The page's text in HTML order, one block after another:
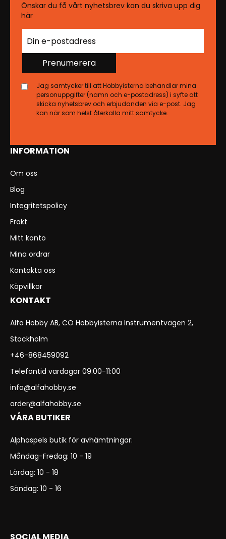
INFORMATION
Om oss
Blog
Integritetspolicy
Frakt
Mitt konto
Mina ordrar
Kontakta oss
Köpvillkor
KONTAKT
Alfa Hobby AB, CO Hobbyisterna Instrumentvägen 2,
Stockholm
+46-868459092
Telefontid vardagar 09:00-11:00
info@alfahobby.se
order@alfahobby.se
VÅRA BUTIKER
Alphaspels butik för avhämtningar:
Måndag-Fredag: 10 - 19
Lördag: 10 - 18
Söndag: 10 - 16
Önskar du få vårt nyhetsbrev kan du skriva upp dig
här
Prenumerera
Jag samtycker till att Hobbyisterna behandlar mina
personuppgifter (namn och e-postadress) i syfte att
skicka nyhetsbrev och erbjudanden via e-post. Jag
kan när som helst återkalla mitt samtycke.